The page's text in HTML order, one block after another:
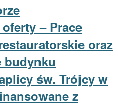
– Prace
oraz
budynku
św. Trójcy w
z